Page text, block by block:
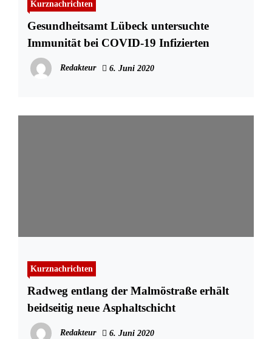
Kurznachrichten
Gesundheitsamt Lübeck untersuchte
Immunität bei COVID-19 Infizierten
Redakteur 6. Juni 2020
Kurznachrichten
Radweg entlang der Malmöstraße erhält
beidseitig neue Asphaltschicht
Redakteur 6. Juni 2020